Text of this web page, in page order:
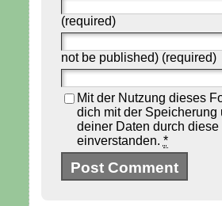
(required)
not be published) (required)
Mit der Nutzung dieses
dich mit der Speicherung
deiner Daten durch diese
einverstanden. *